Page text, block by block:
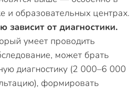
и образовательных центрах.
зависит от диагностики.
умеет проводить
может брать
диагностику (2 000–6 000
формировать